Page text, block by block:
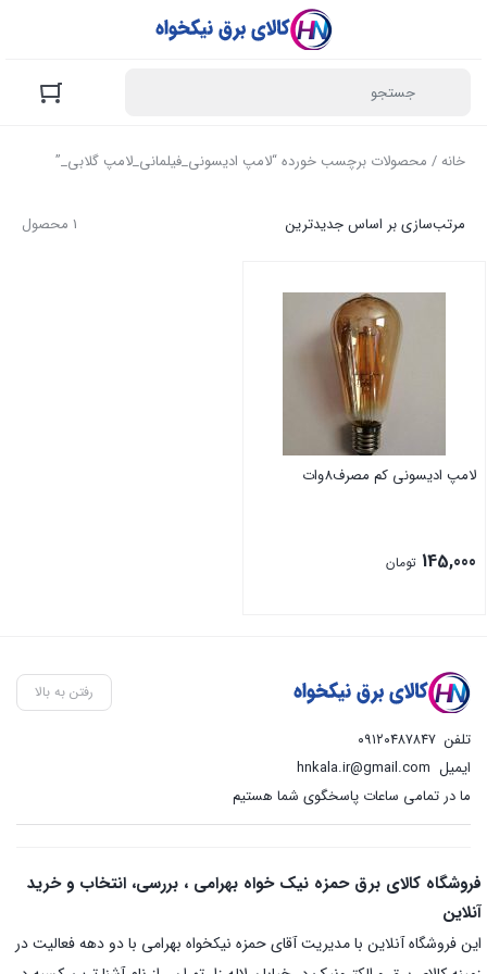
خانه/ محصولات برچسب خورده “لامپ ادیسونی_فیلمانی_لامپ گلابی_”
1 محصول مرتب‌سازی بر اساس جدیدترین
لامپ ادیسونی کم مصرف8وات
145,000 تومان
رفتن به بالا
تلفن ۰۹۱۲۰۴۸۷۸۴۷
ایمیل hnkala.ir@gmail.com
ما در تمامی ساعات پاسخگوی شما هستیم
فروشگاه کالای برق حمزه نیک خواه بهرامی ، بررسی، انتخاب و خرید
آنلاین
این فروشگاه آنلاین با مدیریت آقای حمزه نیکخواه بهرامی با دو دهه فعالیت در